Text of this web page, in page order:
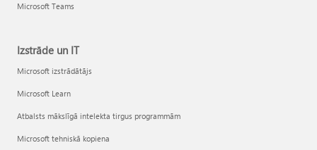
Microsoft Teams
Izstrāde un IT
Microsoft izstrādātājs
Microsoft Learn
Atbalsts mākslīgā intelekta tirgus programmām
Microsoft tehniskā kopiena